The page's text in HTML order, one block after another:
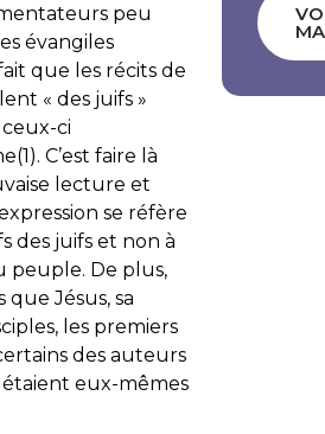
peu
évangiles
que les récits de
« des juifs »
ci
C’est faire là
lecture et
se réfère
des juifs et non à
peuple. De plus,
que Jésus, sa
les premiers
des auteurs
étaient eux-mêmes